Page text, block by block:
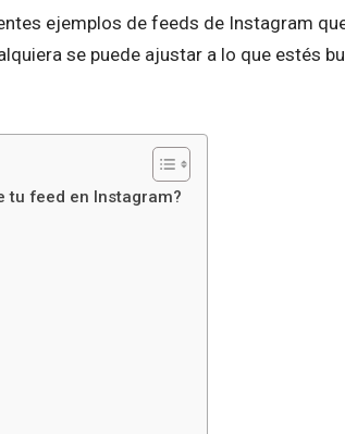
ejemplos de feeds de Instagram
se puede ajustar a lo que estés
tu feed en Instagram?